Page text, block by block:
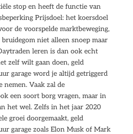
stop en heeft de functie van
Prijsdoel: het koersdoel
de voorspelde marktbeweging,
niet alleen snoep maar
leren is dan ook echt
zelf wilt gaan doen, geld
garage word je altijd getriggerd
nemen. Vaak zal de
een soort borg vragen, maar in
het wel. Zelfs in het jaar 2020
groei doorgemaakt, geld
garage zoals Elon Musk of Mark